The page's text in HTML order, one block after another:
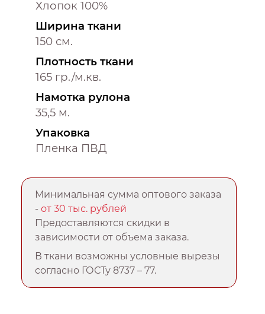
Хлопок 100%
Ширина ткани
150 см.
Плотность ткани
165 гр./м.кв.
Намотка рулона
35,5 м.
Упаковка
Пленка ПВД
Минимальная сумма оптового заказа
-от 30 тыс. рублей
Предоставляются скидки в
зависимости от объема заказа.
В ткани возможны условные вырезы
согласно ГОСТу 8737 – 77.